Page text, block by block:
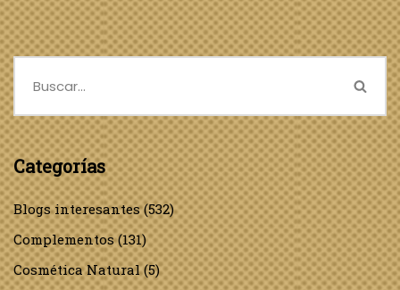
Categorías
Blogs interesantes(532)
Complementos(131)
Cosmética Natural(5)